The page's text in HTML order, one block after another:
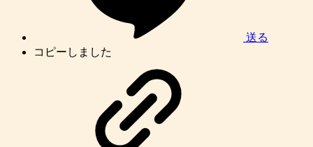
送る
コピーしました